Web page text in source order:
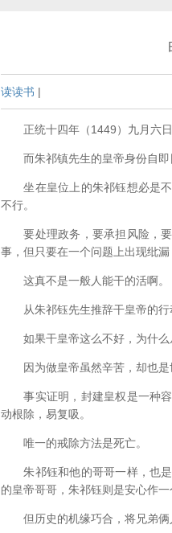
读读书 |
正统十四年（1449）九月六日
而朱祁镇先生的皇帝身份自即
坐在皇位上的朱祁钰想必是不
不行。
要处理政务，要承担风险，要
事，但只要在一个问题上出现纰漏
这真不是一般人能干的活啊。
从朱祁钰先生推辞干皇帝的行
如果干皇帝这么不好，为什么
因为做皇帝虽然辛苦，却也是
事实证明，封建皇权是一种容
动根除，易复吸。
唯一的戒除方法是死亡。
朱祁钰和他的哥哥一样，也是
的皇帝哥哥，朱祁钰则是安心作
但历史的机缘巧合，将兄弟俩